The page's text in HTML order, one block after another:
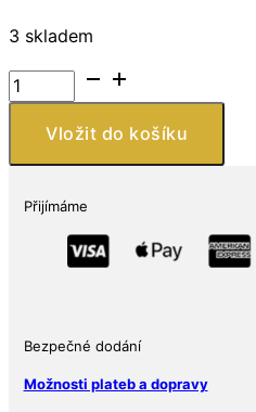
3 skladem
Stříbrná
mince
bůh
množství
Vložit do košíku
Přijímáme
Bezpečné dodání
Možnosti plateb a dopravy